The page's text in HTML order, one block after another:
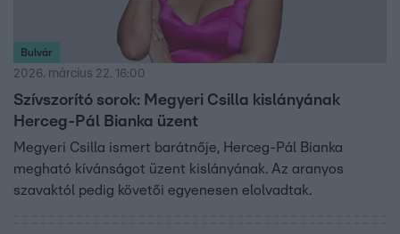
Bulvár
2026. március 22. 16:00
Szívszorító sorok: Megyeri Csilla kislányának
Herceg-Pál Bianka üzent
Megyeri Csilla ismert barátnője, Herceg-Pál Bianka
megható kívánságot üzent kislányának. Az aranyos
szavaktól pedig követői egyenesen elolvadtak.